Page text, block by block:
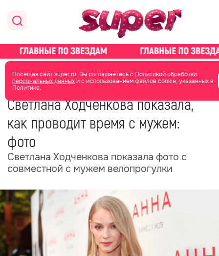
Посещая сайт super.ru, Вы соглашаетесь с Политикой обработки
персональных данныхи с использованием файлов cookie, указанных в
Политике.
главная новости о звездах новости
01 июля
Светлана Ходченкова показала,
как проводит время с мужем:
фото
Светлана Ходченкова показала фото с
совместной с мужем велопрогулки